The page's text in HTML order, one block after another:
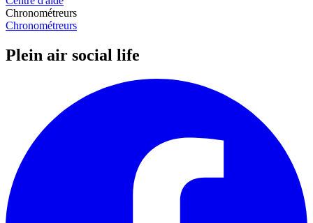
Chronométreurs
Chronométreurs
Plein air social life